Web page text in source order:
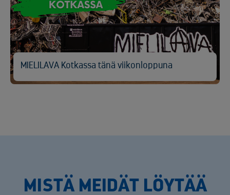
MIELILAVA Kotkassa tänä viikonloppuna
MISTÄ MEIDÄT LÖYTÄÄ